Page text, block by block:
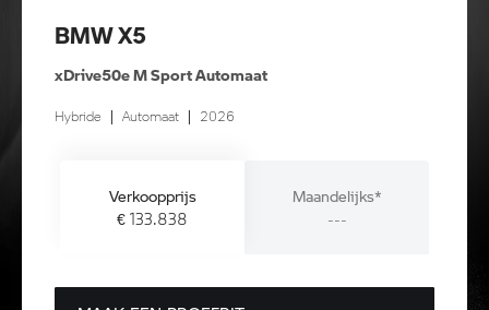
BMW X5
xDrive50e M Sport Automaat
Hybride | Automaat | 2026
Verkoopprijs
€ 133.838
Maandelijks*
---